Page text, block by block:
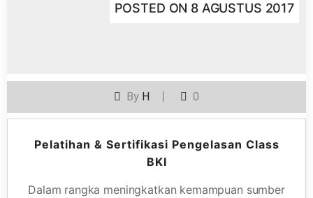
POSTED ON 8 AGUSTUS 2017
By H 0
Pelatihan & Sertifikasi Pengelasan Class
BKI
Dalam rangka meningkatkan kemampuan sumber